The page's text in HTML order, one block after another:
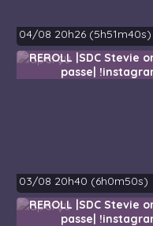
04/08 20h26 (5h51m40s)
REROLL |SDC Stevie
passe|
03/08 20h40 (6h0m50s)
REROLL |SDC Stevie
passe|